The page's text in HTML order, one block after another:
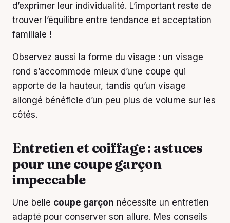
d’exprimer leur individualité. L’important reste de
trouver l’équilibre entre tendance et acceptation
familiale !
Observez aussi la forme du visage : un visage
rond s’accommode mieux d’une coupe qui
apporte de la hauteur, tandis qu’un visage
allongé bénéficie d’un peu plus de volume sur les
côtés.
Entretien et coiffage : astuces
pour une coupe garçon
impeccable
Une belle coupe garçon nécessite un entretien
adapté pour conserver son allure. Mes conseils